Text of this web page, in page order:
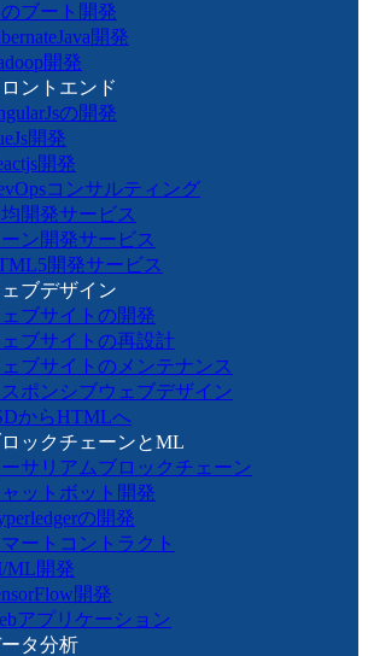
ブート開発
開発
開発
ントエンド
の開発
開発
開発
コンサルティング
開発サービス
ーン開発サービス
開発サービス
ブデザイン
ブサイトの開発
ェブサイトの再設計
ブサイトのメンテナンス
ポンシブウェブデザイン
からHTMLへ
ックチェーンとML
サリアムブロックチェーン
ットボット開発
の開発
ートコントラクト
ML開発
開発
アプリケーション
タ分析